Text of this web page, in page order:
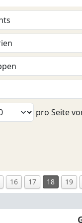
pro Seite
16 17 18 19